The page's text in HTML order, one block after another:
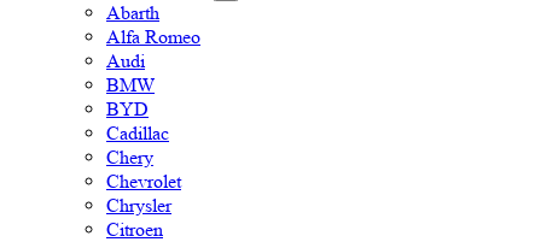
Abarth
Alfa Romeo
Audi
BMW
BYD
Cadillac
Chery
Chevrolet
Chrysler
Citroen